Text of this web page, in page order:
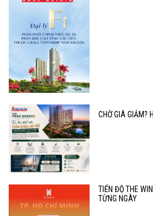
CHỜ GIÁ GIẢM?
TIẾN ĐỘ THE
TỪNG NGÀY